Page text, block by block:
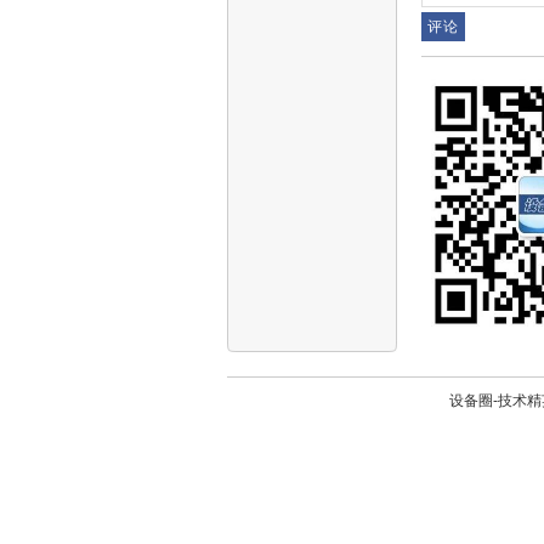
设备圈-技术